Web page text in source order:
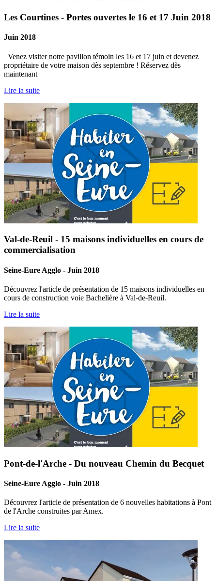
Les Courtines - Portes ouvertes le 16 et 17 Juin 2018
Juin 2018
Venez visiter notre pavillon témoin les 16 et 17 juin et devenez
propriétaire de votre maison dès septembre ! Réservez dès
maintenant
Lire la suite
Val-de-Reuil - 15 maisons individuelles en cours de
commercialisation
Seine-Eure Agglo - Juin 2018
Découvrez l'article de présentation de 15 maisons individuelles en
cours de construction voie Bachelière à Val-de-Reuil.
Lire la suite
Pont-de-l'Arche - Du nouveau Chemin du Becquet
Seine-Eure Agglo - Juin 2018
Découvrez l'article de présentation de 6 nouvelles habitations à Pont
de l'Arche construites par Amex.
Lire la suite